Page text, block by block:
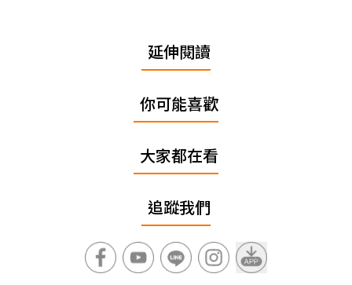
延伸閱讀
你可能喜歡
大家都在看
追蹤我們